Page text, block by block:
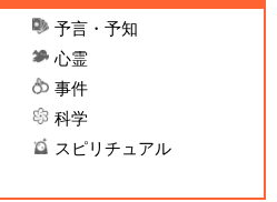
予言・予知
心霊
事件
科学
スピリチュアル